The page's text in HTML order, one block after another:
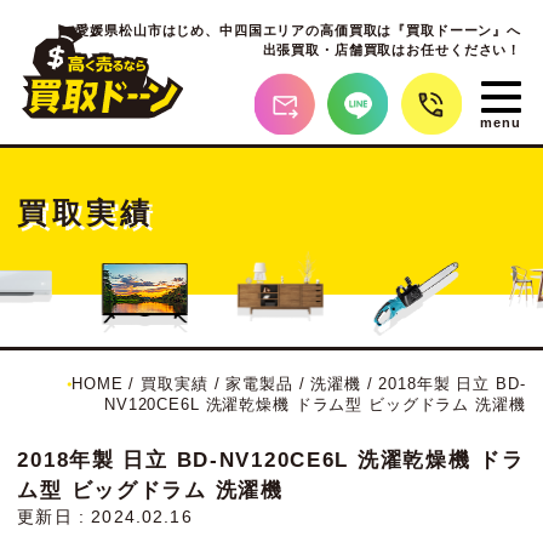
愛媛県松山市はじめ、中四国エリアの高価買取は『買取ドーーン』へ
出張買取・店舗買取はお任せください！
買取実績
HOME / 買取実績 /家電製品 /洗濯機 /2018年製 日立 BD-
NV120CE6L 洗濯乾燥機 ドラム型 ビッグドラム 洗濯機
2018年製 日立 BD-NV120CE6L 洗濯乾燥機 ドラ
ム型 ビッグドラム 洗濯機
更新日 : 2024.02.16